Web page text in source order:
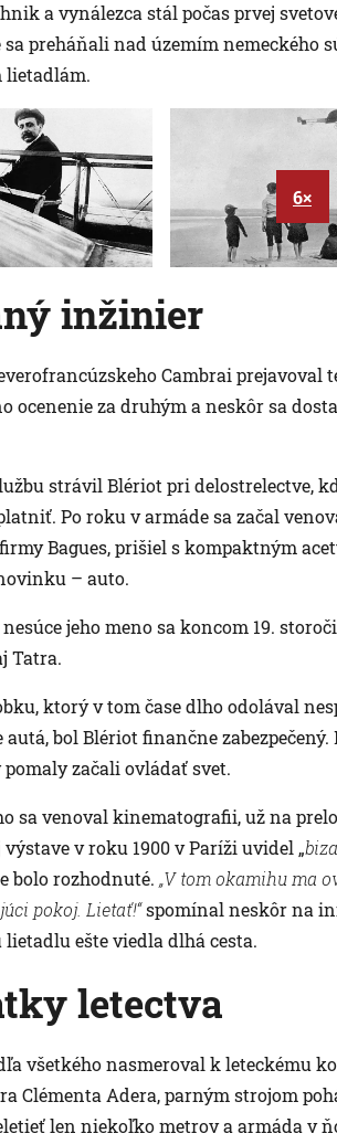
a vynálezca stál počas prvej
sa preháňali nad územím nemeckého
lietadlám.
6×
inžinier
Cambrai
ocenenie za druhým a neskôr sa
strávil Blériot pri delostrelectve,
Po roku v armáde sa začal
Bagues, prišiel s kompaktným
– auto.
jeho meno sa koncom 19.
Tatra.
ktorý v tom čase dlho odolával
autá, bol Blériot finančne
začali ovládať svet.
sa venoval kinematografii, už na
výstave v roku 1900 v Paríži uvidel „
bolo rozhodnuté. „V tom okamihu ma
pokoj. Lietať!“spomínal neskôr na
lietadlu ešte viedla dlhá cesta.
letectva
všetkého nasmeroval k leteckému
Clémenta Adera, parným strojom
len niekoľko metrov a armáda v